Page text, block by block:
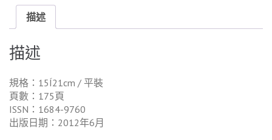
描述
描述
規格：15Í21cm / 平裝
頁數：175頁
ISSN：1684-9760
出版日期：2012年6月